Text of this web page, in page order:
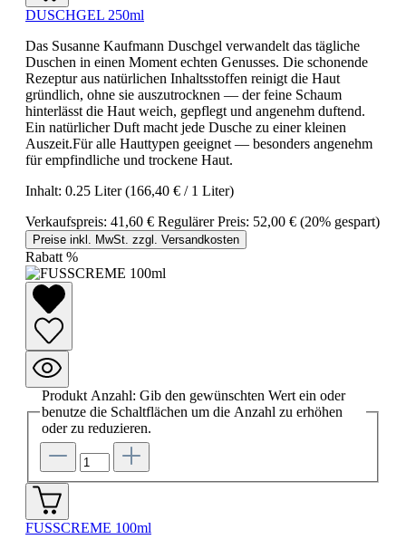
DUSCHGEL 250ml
Das Susanne Kaufmann Duschgel verwandelt das tägliche
Duschen in einen Moment echten Genusses. Die schonende
Rezeptur aus natürlichen Inhaltsstoffen reinigt die Haut
gründlich, ohne sie auszutrocknen — der feine Schaum
hinterlässt die Haut weich, gepflegt und angenehm duftend.
Ein natürlicher Duft macht jede Dusche zu einer kleinen
Auszeit.Für alle Hauttypen geeignet — besonders angenehm
für empfindliche und trockene Haut.
Inhalt: 0.25 Liter(166,40 € / 1 Liter)
Verkaufspreis: 41,60 € Regulärer Preis: 52,00 € (20% gespart)
Preise inkl. MwSt. zzgl. Versandkosten
Rabatt %
Produkt Anzahl: Gib den gewünschten Wert ein oder
benutze die Schaltflächen um die Anzahl zu erhöhen
oder zu reduzieren.
FUSSCREME 100ml